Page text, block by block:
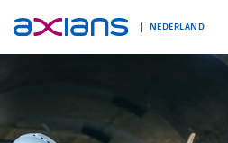
NEDERLAND
OVER AXIANS